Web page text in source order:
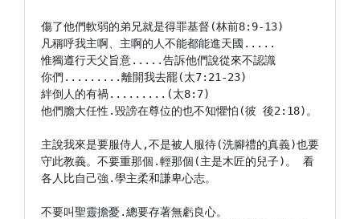
傷了他們軟弱的弟兄就是得罪基督(林前8:9-13)
凡稱呼我主啊、主啊的人不能都能進天國.....
惟獨遵行天父旨意.....告訴他們說從來不認識
你們.........離開我去罷(太7:21-23)
絆倒人的有禍.........(太8:7)
他們膽大任性.毀謗在尊位的也不知懼怕(彼 後2:18)。
主說我來是要服侍人,不是被人服待(洗腳禮的真義)也要
守此教義。不要重那個.輕那個(主是木匠的兒子)。 看
各人比自己強.學主柔和謙卑心志。
不要叫聖靈擔憂.總要存著無虧良心。